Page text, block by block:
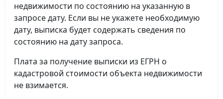
недвижимости по состоянию на указанную в
запросе дату. Если вы не укажете необходимую
дату, выписка будет содержать сведения по
состоянию на дату запроса.
Плата за получение выписки из ЕГРН о
кадастровой стоимости объекта недвижимости
не взимается.